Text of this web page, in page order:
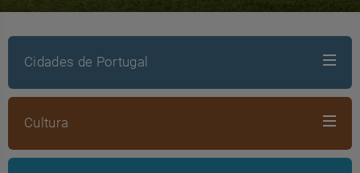
Cidades de Portugal
Cultura